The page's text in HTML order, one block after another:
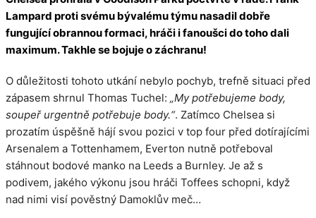
Lampard proti svému bývalému týmu nasadil dobře
fungující obrannou formaci, hráči i fanoušci do toho dali
maximum. Takhle se bojuje o záchranu!
O důležitosti tohoto utkání nebylo pochyb, trefně situaci před
zápasem shrnul Thomas Tuchel: „My potřebujeme body,
soupeř urgentně potřebuje body.“. Zatímco Chelsea si
prozatím úspěšně hájí svou pozici v top four před dotírajícími
Arsenalem a Tottenhamem, Everton nutně potřeboval
stáhnout bodové manko na Leeds a Burnley. Je až s
podivem, jakého výkonu jsou hráči Toffees schopni, když
nad nimi visí pověstný Damoklův meč…